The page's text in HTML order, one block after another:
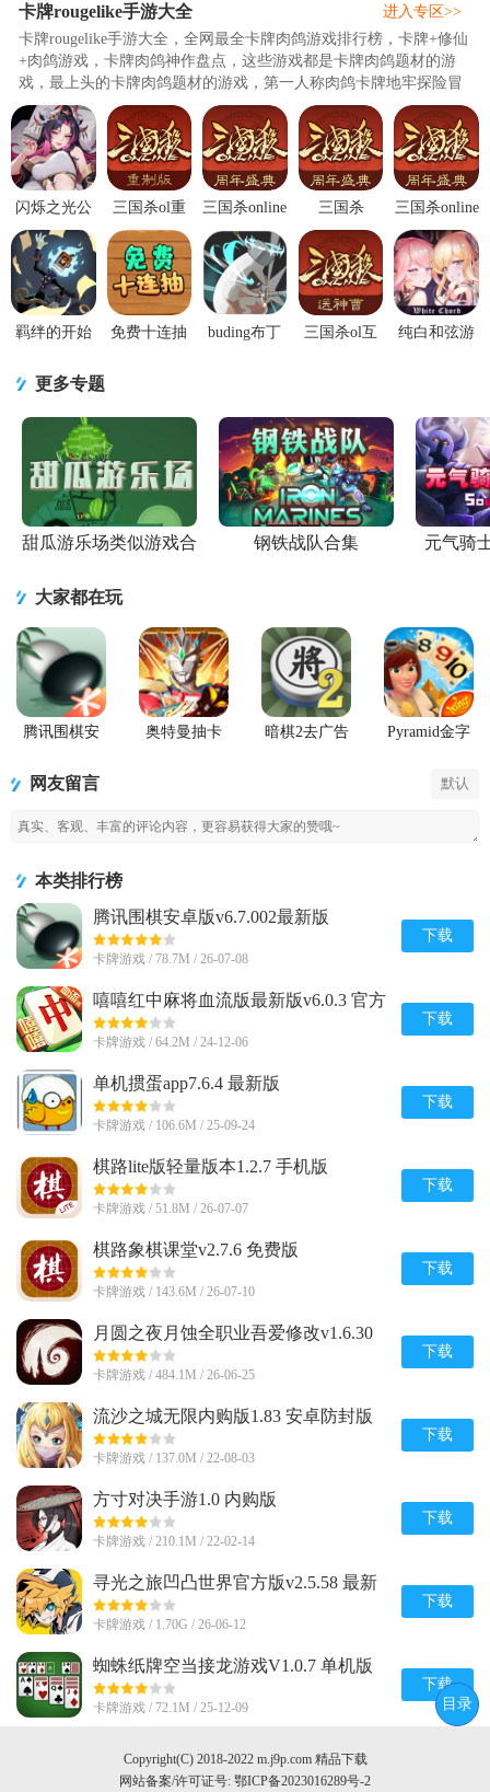
卡牌rougelike手游大全
卡牌rougelike手游大全，全网最全卡牌肉鸽游戏排行榜，卡牌+修仙
+肉鸽游戏，卡牌肉鸽神作盘点，这些游戏都是卡牌肉鸽题材的游
戏，最上头的卡牌肉鸽题材的游戏，第一人称肉鸽卡牌地牢探险冒
险游戏，内容丰富程度超乎你的想象，以下游戏都是备受期待的卡
牌构筑开荒游戏，游戏内容丰富可供大家免费下载。..
进入专区>>
闪烁之光公
益服v4.4.9
福利版
三国杀ol重
制版v3.8.5
最新版
三国杀online
官方版
v3.8.5 安卓
版
三国杀
online4399手
机版v3.8.5
最新版
三国杀online
手机版
v3.8.5 最新
版
羁绊的开始
国际
服.apk5.7.2
最新版
免费十连抽
buding布丁
三国杀ol互
纯白和弦游
更多专题
甜瓜游乐场类似游戏合
钢铁战队合集 元气骑
大家都在玩
腾讯围棋安
奥特曼抽卡
暗棋2去广告
Pyramid金字
Solitaire
网友留言 默认
本类排行榜
腾讯围棋安卓版v6.7.002最新版
卡牌游戏 / 78.7M / 26-07-08
下载
嘻嘻红中麻将血流版最新版v6.0.3 官方
版
卡牌游戏 / 64.2M / 24-12-06
下载
单机掼蛋app7.6.4 最新版
卡牌游戏 / 106.6M / 25-09-24
下载
棋路lite版轻量版本1.2.7 手机版
卡牌游戏 / 51.8M / 26-07-07
下载
棋路象棋课堂v2.7.6 免费版
卡牌游戏 / 143.6M / 26-07-10
下载
月圆之夜月蚀全职业吾爱修改v1.6.30
无限金币版
卡牌游戏 / 484.1M / 26-06-25
下载
流沙之城无限内购版1.83 安卓防封版
卡牌游戏 / 137.0M / 22-08-03
下载
方寸对决手游1.0 内购版
卡牌游戏 / 210.1M / 22-02-14
下载
寻光之旅凹凸世界官方版v2.5.58 最新
版
卡牌游戏 / 1.70G / 26-06-12
下载
蜘蛛纸牌空当接龙游戏V1.0.7 单机版
卡牌游戏 / 72.1M / 25-12-09
下载
Copyright(C) 2018-2022 m.j9p.com 精品下载
网站备案/许可证号: 鄂ICP备2023016289号-2
目录